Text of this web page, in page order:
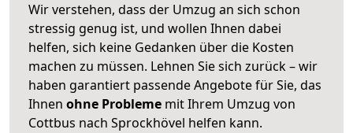
Wir verstehen, dass der Umzug an sich schon
stressig genug ist, und wollen Ihnen dabei
helfen, sich keine Gedanken über die Kosten
machen zu müssen. Lehnen Sie sich zurück – wir
haben garantiert passende Angebote für Sie, das
Ihnen ohne Probleme mit Ihrem Umzug von
Cottbus nach Sprockhövel helfen kann.